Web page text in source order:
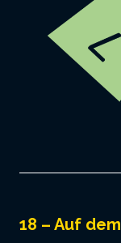
18 – Auf